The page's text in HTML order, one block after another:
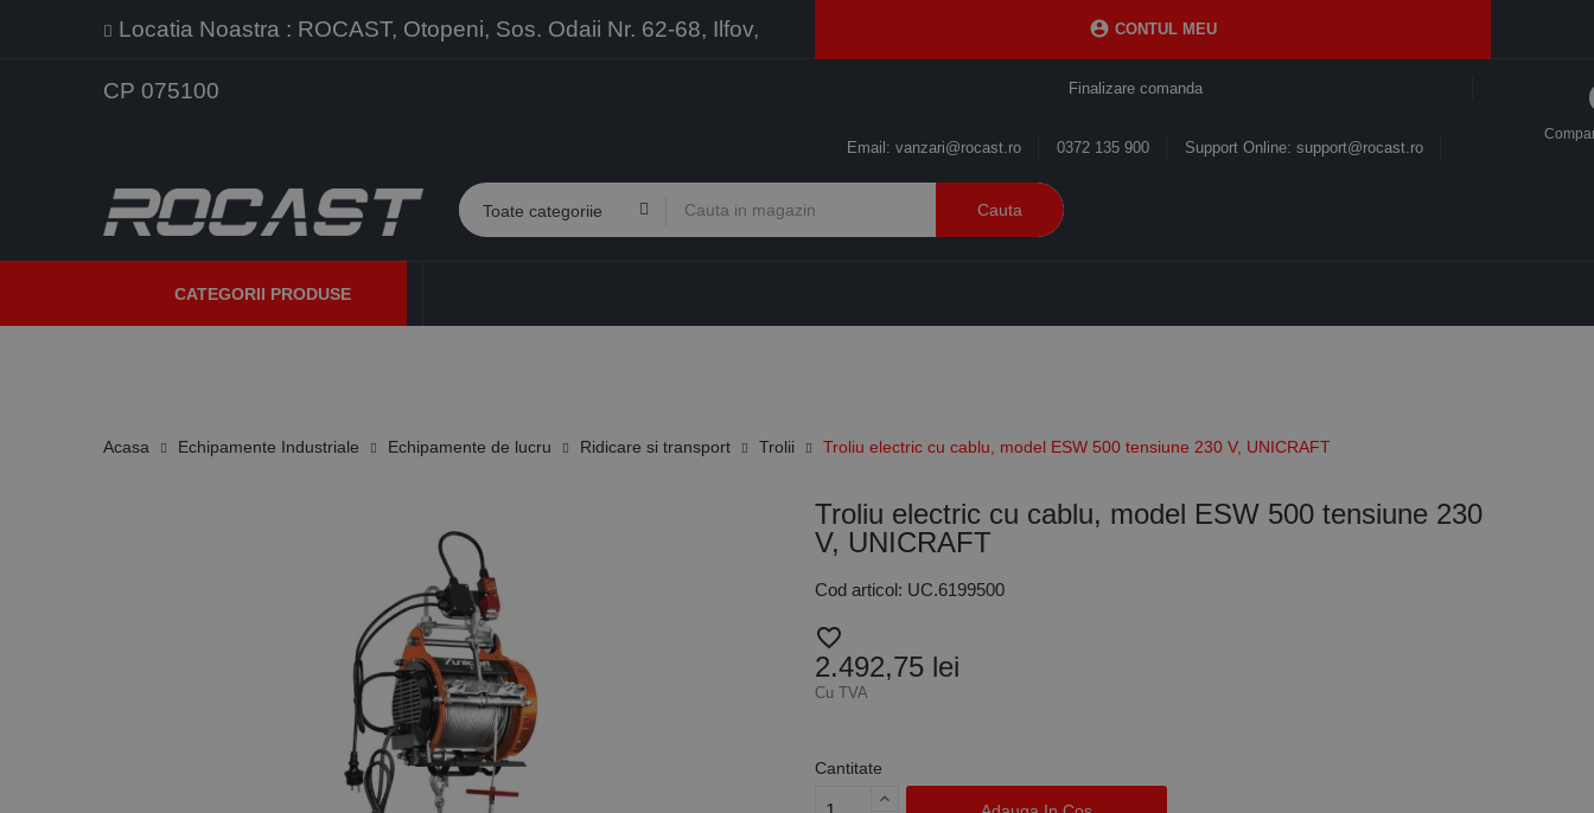
Locatia Noastra : ROCAST, Otopeni, Sos. Odaii Nr. 62-68, Ilfov,
CP 075100
 CONTUL MEU
Finalizare comanda
Support Online: support@rocast.ro
0372 135 900
Email: vanzari@rocast.ro
Cauta
CATEGORII PRODUSE
Acasa Echipamente Industriale Echipamente de lucru Ridicare si transport Trolii Troliu electric cu cablu, model ESW 500 tensiune 230 V, UNICRAFT
Troliu electric cu cablu, model ESW 500 tensiune 230
V, UNICRAFT
Cod articol: UC.6199500
favorite_border
2.492,75 lei
Cu TVA
Cantitate